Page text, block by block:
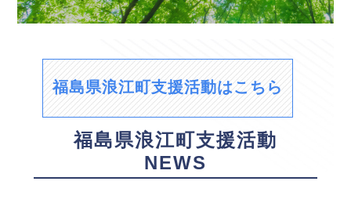
福島県浪江町支援活動はこちら
福島県浪江町支援活動
NEWS